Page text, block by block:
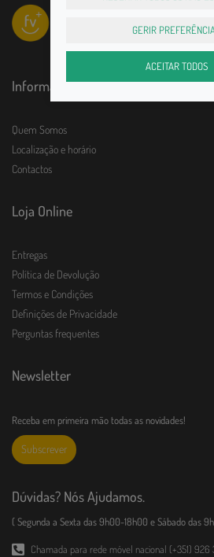
Informações
Quem Somos
Localização e horário
Contactos
Loja Online
Entregas
Política de Devolução
Termos e Condições
Definições de Privacidade
Perguntas frequentes
Newsletter
Receba em primeira mão todas as novidades!
Subscrever
Dúvidas? Nós Ajudamos.
( Segunda a Sexta das 9h00-18h00 e Sábado das
Chamada para rede móvel nacional (+351) 926
GERIR
ACEITAR TODOS